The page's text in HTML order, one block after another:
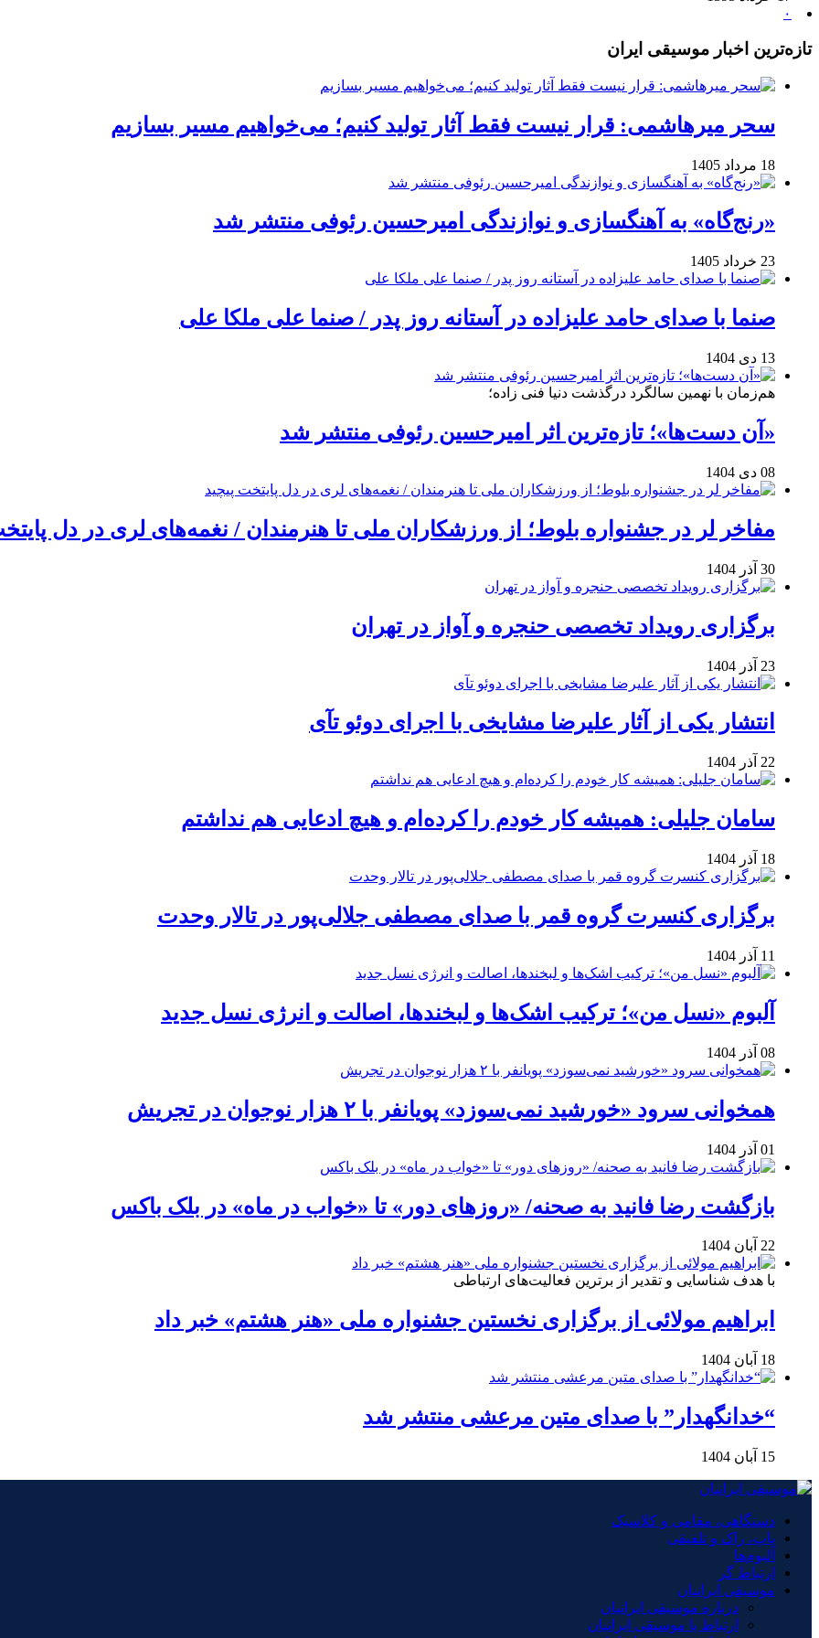
۰
تازه‌ترین اخبار موسیقی ایران
سحر میرهاشمی: قرار نیست فقط آثار تولید کنیم؛ می‌خواهیم مسیر بسازیم
18 مرداد 1405
«رنج‌گاه» به آهنگسازی و نوازندگی امیرحسین رئوفی منتشر شد
23 خرداد 1405
صنما با صدای حامد علیزاده در آستانه روز پدر / صنما علی ملکا علی
13 دی 1404
هم‌زمان با نهمین سالگرد درگذشت دنیا فنی زاده؛
«آن دست‌ها»؛ تازه‌ترین اثر امیرحسین رئوفی منتشر شد
08 دی 1404
مفاخر لر در جشنواره بلوط؛ از ورزشکاران ملی تا هنرمندان / نغمه‌های لری در دل
30 آذر 1404
برگزاری رویداد تخصصی حنجره و آواز در تهران
23 آذر 1404
انتشار یکی از آثار علیرضا مشایخی با اجرای دوئو تآی
22 آذر 1404
سامان جلیلی: همیشه کار خودم را کرده‌ام و هیچ ادعایی هم نداشتم
18 آذر 1404
برگزاری کنسرت گروه قمر با صدای مصطفی جلالی‌پور در تالار وحدت
11 آذر 1404
آلبوم «نسل من»؛ ترکیب اشک‌ها و لبخندها، اصالت و انرژی نسل جدید
08 آذر 1404
همخوانی سرود «خورشید نمی‌سوزد» پویانفر با ۲ هزار نوجوان در تجریش
01 آذر 1404
بازگشت رضا فانید به صحنه/ «روزهای دور» تا «خواب در ماه» در بلک باکس
22 آبان 1404
با هدف شناسایی و تقدیر از برترین فعالیت‌های ارتباطی
ابراهیم مولائی از برگزاری نخستین جشنواره ملی «هنر هشتم» خبر داد
18 آبان 1404
“خدانگهدار” با صدای متین مرعشی منتشر شد
15 آبان 1404
دستگاهی، مقامی و کلاسیک
پاپ، راک و تلفیقی
آلبوم‌ها
ارتباط گر
موسیقی ایرانیان
درباره موسیقی ایرانیان
ارتباط با موسیقی ایرانیان